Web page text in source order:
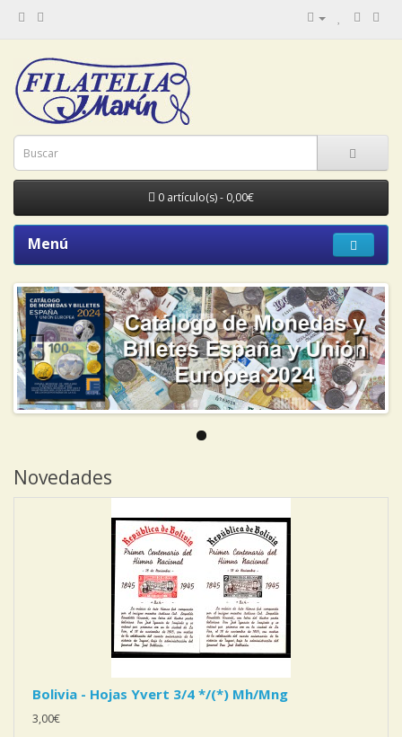
0 artículo(s) - 0,00€
Menú
Novedades
Bolivia - Hojas Yvert 3/4 */(*) Mh/Mng
3,00€